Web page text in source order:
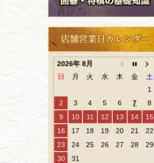
2026年 8月
日
月 火 水 木 金
土
1
2
3 4 5 6 7
8
9
10 11 12 13 14
15
16
17 18 19 20 21
22
23
24 25 26 27 28
29
30
31